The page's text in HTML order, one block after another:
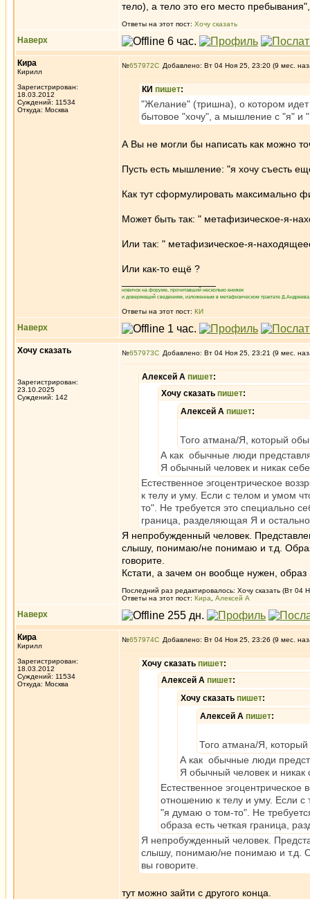
тело), а тело это его место
Ответы на этот пост: Хочу сказать
Наверх
Кира
Кирилл
Зарегистрирован:
18.03.2012
Суждений: 11534
Откуда: Москва
№657972 Добавлено: Вт 04 Ноя 25, 23:20 (9 мес.
КИ пишет:
"Желание" (тришна), о котором
бытовое "хочу", а мышление с "я" и
А Вы не могли бы написать как можно
Пусть есть мышление: "я хочу съесть
Как тут сформулировать максимально
Может быть так: " метафизическое-я-
Или так: " метафизическое-я-
Или как-то ещё ?
новичок на форуме, прочитавший несколько книжек
и доверяющий сведениям, изложенным в метафизическом трактате
Ответы на этот пост: КИ
Наверх
Хочу сказать
Зарегистрирован:
23.10.2025
Суждений: 142
№657973 Добавлено: Вт 04 Ноя 25, 23:21 (9 мес.
Алексей А пишет:
Хочу сказать пишет:
Алексей А пишет:
Того атмана/Я, который
А как обычные люди
Я обычный человек и никак
Естественное эгоцентрическое
к телу и уму. Если с телом и умом
то". Не требуется это специально
граница, разделяющая Я и
Я непробужденный человек.
слышу, понимаю/не понимаю и т.д.
говорите.
Кстати, а зачем он вообще нужен, образ
Последний раз редактировалось: Хочу сказать (Вт 04
Ответы на этот пост: Кира Алексей А
Наверх
Кира
Кирилл
Зарегистрирован:
18.03.2012
Суждений: 11534
Откуда: Москва
№657974 Добавлено: Вт 04 Ноя 25, 23:26 (9 мес.
Хочу сказать пишет:
Алексей А пишет:
Хочу сказать пишет:
Алексей А пишет:
Того атмана/Я,
А как обычные люди
Я обычный человек и
Естественное
отношению к телу и уму. Если с
"я думаю о том-то". Не
образа есть четкая граница,
Я непробужденный человек.
слышу, понимаю/не понимаю и т.д.
вы говорите.
тут можно зайти с другого конца.